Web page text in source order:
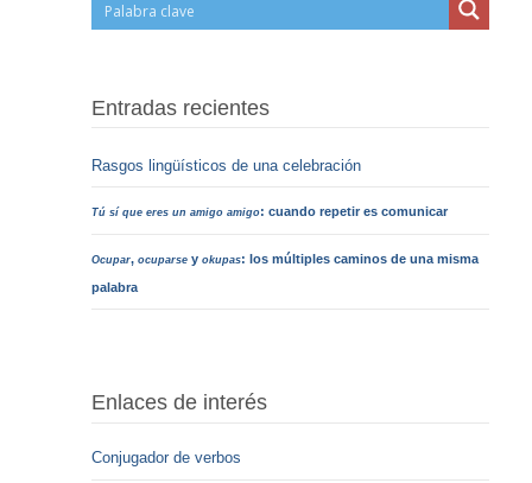
Entradas recientes
Rasgos lingüísticos de una celebración
Tú sí que eres un amigo amigo: cuando repetir es comunicar
Ocupar,ocuparse yokupas: los múltiples caminos de una misma
palabra
Enlaces de interés
Conjugador de verbos